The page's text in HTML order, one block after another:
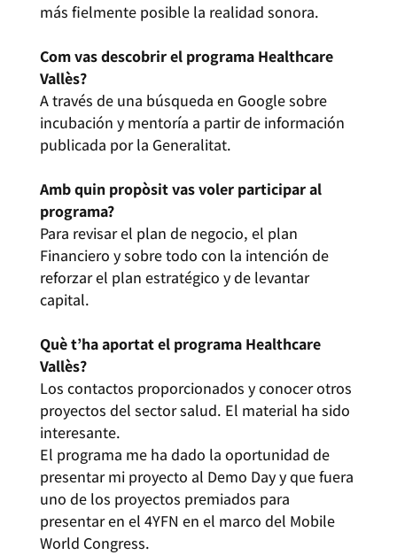
más fielmente posible la realidad sonora.
Com vas descobrir el programa Healthcare
Vallès?
A través de una búsqueda en Google sobre
incubación y mentoría a partir de información
publicada por la Generalitat.
Amb quin propòsit vas voler participar al
programa?
Para revisar el plan de negocio, el plan
Financiero y sobre todo con la intención de
reforzar el plan estratégico y de levantar
capital.
Què t’ha aportat el programa Healthcare
Vallès?
Los contactos proporcionados y conocer otros
proyectos del sector salud. El material ha sido
interesante.
El programa me ha dado la oportunidad de
presentar mi proyecto al Demo Day y que fuera
uno de los proyectos premiados para
presentar en el 4YFN en el marco del Mobile
World Congress.